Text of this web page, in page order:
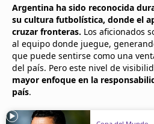
Programación
Contáctanos
Argentina ha sido reconocida
su cultura futbolística, donde el
cruzar fronteras. Los aficionados
al equipo donde juegue,
que puede sentirse como una
del país. Pero este nivel de
mayor enfoque en la
país.